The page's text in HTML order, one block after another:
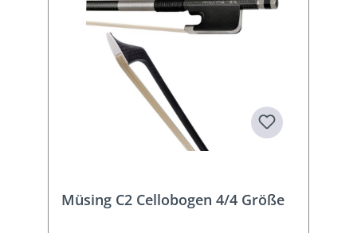
Müsing C2 Cellobogen 4/4 Größe